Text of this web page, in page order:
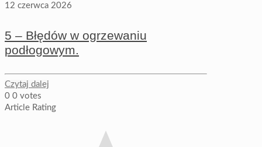
12 czerwca 2026
5 – Błędów w ogrzewaniu
podłogowym.
Czytaj dalej
0 0 votes
Article Rating